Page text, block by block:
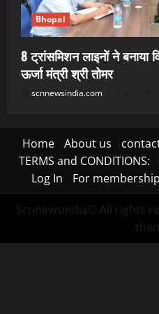
Bhopal
8 ट्रांसमिशन लाइनों ने बनाया
ऊर्जा मंत्री श्री तोमर
scnnewsindia.com
Home About us
TERMS and CONDITIONS:
Log In
For
Scnnewsindia© All rights